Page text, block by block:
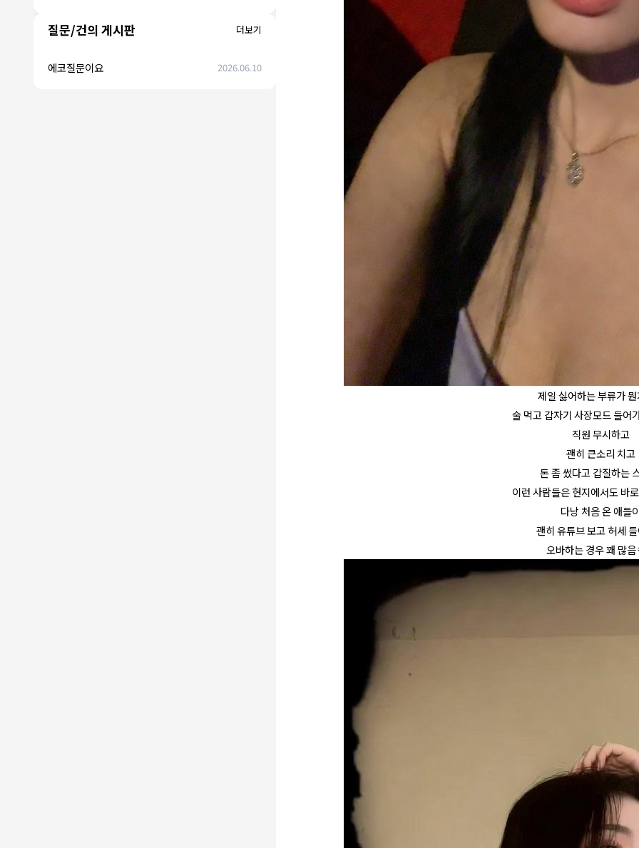
질문/건의 게시판 더보기
에코질문이요 2026.06.10
제일 싫어하는 부류가
술 먹고 갑자기 사장모드 들어
직원 무시하고
괜히 큰소리 치고
돈 좀 썼다고 갑질하는
이런 사람들은 현지에서도 바
다낭 처음 온 애들
괜히 유튜브 보고 허세
오바하는 경우 꽤 많